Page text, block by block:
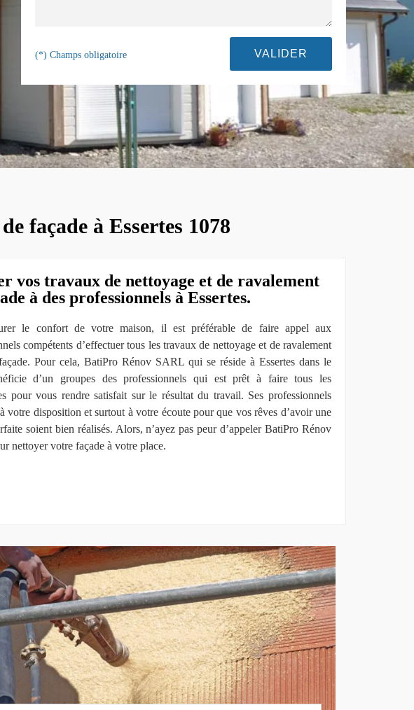
(*) Champs obligatoire
façade à Essertes 1078
vos travaux de nettoyage et de ravalement
à des professionnels à Essertes.
le confort de votre maison, il est préférable de faire appel aux
compétents d’effectuer tous les travaux de nettoyage et de ravalement
Pour cela, BatiPro Rénov SARL qui se réside à Essertes dans le
d’un groupes des professionnels qui est prêt à faire tous les
pour vous rendre satisfait sur le résultat du travail. Ses professionnels
votre disposition et surtout à votre écoute pour que vos rêves d’avoir une
soient bien réalisés. Alors, n’ayez pas peur d’appeler BatiPro Rénov
nettoyer votre façade à votre place.